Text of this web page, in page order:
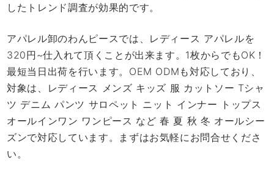
したトレンド調査が効果的です。
アパレル卸のわんピースでは、レディース アパレルを
320円~仕入れて頂くことが出来ます。1枚からでもOK！
最短当日出荷を行います。OEM ODMも対応しており、
対象は、レディース メンズ キッズ 服 カットソー Tシャ
ツ デニム パンツ サロペット ニット インナー トップス
オールインワン ワンピース など 春 夏 秋 冬 オールシー
ズンで対応しています。まずはお気軽にお問合せくださ
い。